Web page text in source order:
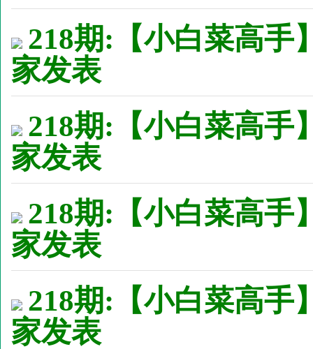
218期:【小白菜高手
家发表
218期:【小白菜高手
家发表
218期:【小白菜高手
家发表
218期:【小白菜高手
家发表